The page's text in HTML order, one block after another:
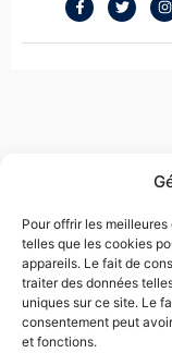
Pour offrir les
telles que les cookies
appareils. Le fait de
traiter des données
uniques sur ce site. Le
consentement peut
et fonctions.
EVA
Me Touboul
des dossiers